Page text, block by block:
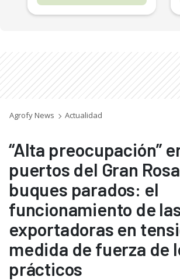
Agrofy News Actualidad
“Alta preocupación”
puertos del Gran
buques parados: el
funcionamiento de
exportadoras en
medida de fuerza de
prácticos